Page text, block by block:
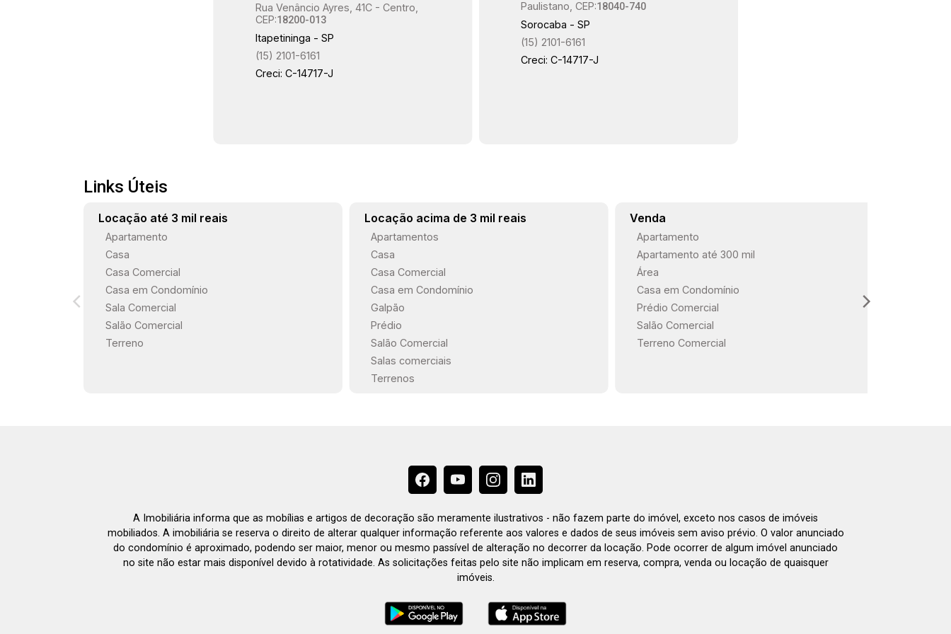
ambientes têm armários planejados e o
acabamento, garantindo conforto e
informações ou agendar uma visita?
esculpidas em mármore e ar
mobiliada e possui garagem coberta
Rua Venâncio Ayres, 41C - Centro,
CEP:18200-013
Itapetininga - SP
(15) 2101-6161
Creci: C-14717-J
Paulistano, CEP:18040-740
Sorocaba - SP
(15) 2101-6161
Creci: C-14717-J
Links Úteis
Locação até 3 mil reais
Apartamento
Casa
Casa Comercial
Casa em Condomínio
Sala Comercial
Salão Comercial
Terreno
Locação acima de 3 mil reais
Apartamentos
Casa
Casa Comercial
Casa em Condomínio
Galpão
Prédio
Salão Comercial
Salas comerciais
Terrenos
Venda
Apartamento
Apartamento até 300 mil
Área
Casa em Condomínio
Prédio Comercial
Salão Comercial
Terreno Comercial
A Imobiliária informa que as mobílias e artigos de decoração são meramente ilustrativos - não fazem parte do imóvel, exceto nos casos de imóveis
mobiliados. A imobiliária se reserva o direito de alterar qualquer informação referente aos valores e dados de seus imóveis sem aviso prévio. O valor anunciado
do condomínio é aproximado, podendo ser maior, menor ou mesmo passível de alteração no decorrer da locação. Pode ocorrer de algum imóvel anunciado
no site não estar mais disponível devido à rotatividade. As solicitações feitas pelo site não implicam em reserva, compra, venda ou locação de quaisquer
imóveis.